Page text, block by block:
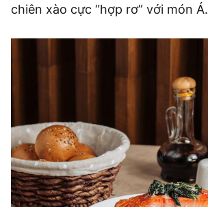
chiên xào cực “hợp rơ” với món Á.